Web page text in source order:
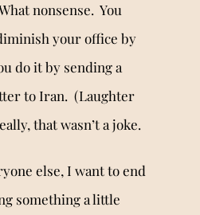
nonsense. You
your office by
do it by sending a
to Iran. (Laughter
that wasn’t a joke.
else, I want to end
something a little